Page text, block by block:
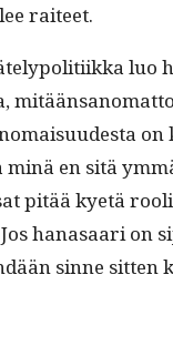
raiteet.
luo
en sitä
pitää kyetä
hanasaari on
sinne sit­ten